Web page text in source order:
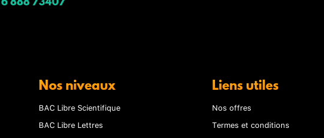
6 888 73407
Nos niveaux
BAC Libre Scientifique
BAC Libre Lettres
Liens utiles
Nos offres
Termes et conditions